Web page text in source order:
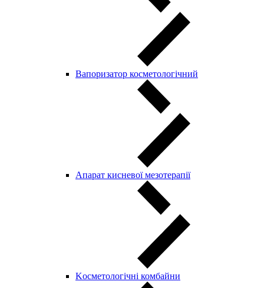
Вапоризатор косметологічний
Апарат кисневої мезотерапії
Kосметологічні комбайни